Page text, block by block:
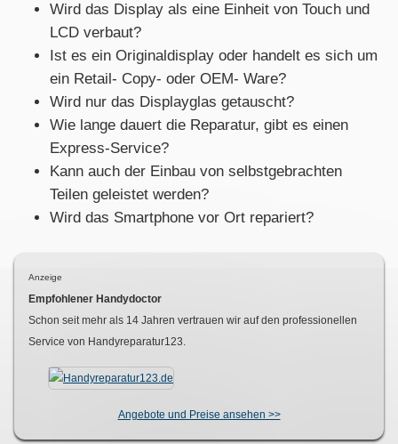
Wird das Display als eine Einheit von Touch und
LCD verbaut?
Ist es ein Originaldisplay oder handelt es sich um
ein Retail- Copy- oder OEM- Ware?
Wird nur das Displayglas getauscht?
Wie lange dauert die Reparatur, gibt es einen
Express-Service?
Kann auch der Einbau von selbstgebrachten
Teilen geleistet werden?
Wird das Smartphone vor Ort repariert?
Anzeige
Empfohlener Handydoctor
Schon seit mehr als 14 Jahren vertrauen wir auf den professionellen
Service von Handyreparatur123.
Angebote und Preise ansehen >>